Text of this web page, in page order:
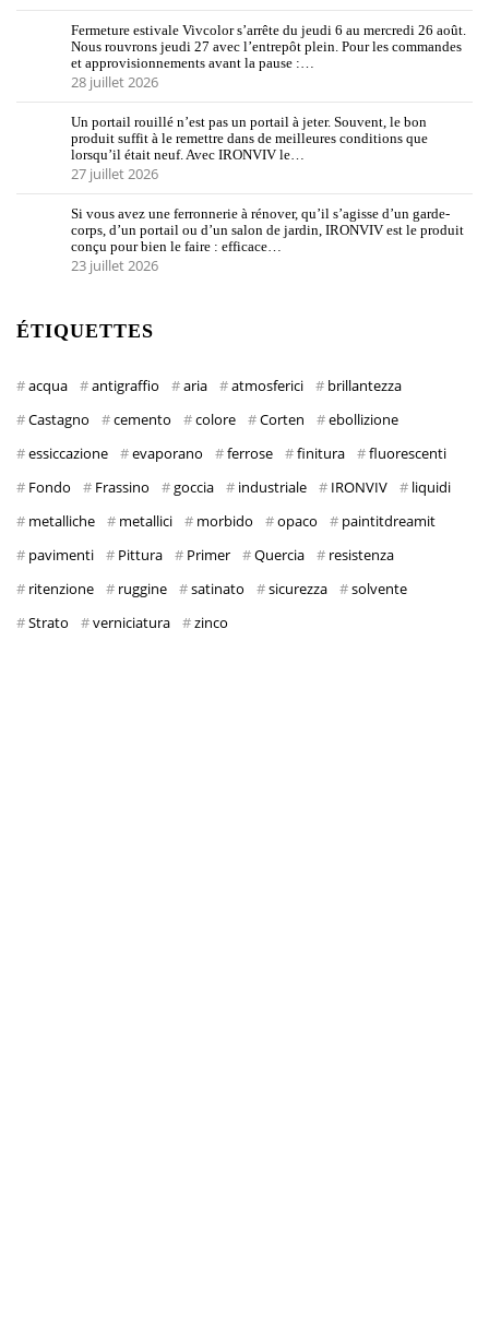
Fermeture estivale Vivcolor s’arrête du jeudi 6 au mercredi 26 août.
Nous rouvrons jeudi 27 avec l’entrepôt plein. Pour les commandes
et approvisionnements avant la pause :…
28 juillet 2026
Un portail rouillé n’est pas un portail à jeter. Souvent, le bon
produit suffit à le remettre dans de meilleures conditions que
lorsqu’il était neuf. Avec IRONVIV le…
27 juillet 2026
Si vous avez une ferronnerie à rénover, qu’il s’agisse d’un garde-
corps, d’un portail ou d’un salon de jardin, IRONVIV est le produit
conçu pour bien le faire : efficace…
23 juillet 2026
ÉTIQUETTES
acqua antigraffio aria atmosferici
brillantezza
Castagno
cemento colore Corten
ebollizione
essiccazione
evaporano ferrose finitura
fluorescenti
Fondo
Frassino goccia industriale IRONVIV
liquidi
metalliche
metallici morbido opaco
paintitdreamit
pavimenti
Pittura Primer Quercia
resistenza
ritenzione
ruggine satinato sicurezza
solvente
Strato
verniciatura zinco